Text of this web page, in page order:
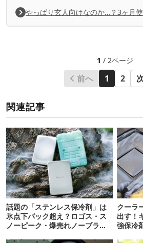
やっぱり玄人向けなのか…？3ヶ月
1 / 2ページ
前へ 1 2
関連記事
話題の「ステンレス保冷剤」は
氷点下パック超え？ロゴス・ス
ノーピーク・爆売れノーブラン
クーラ
出す！
強保冷